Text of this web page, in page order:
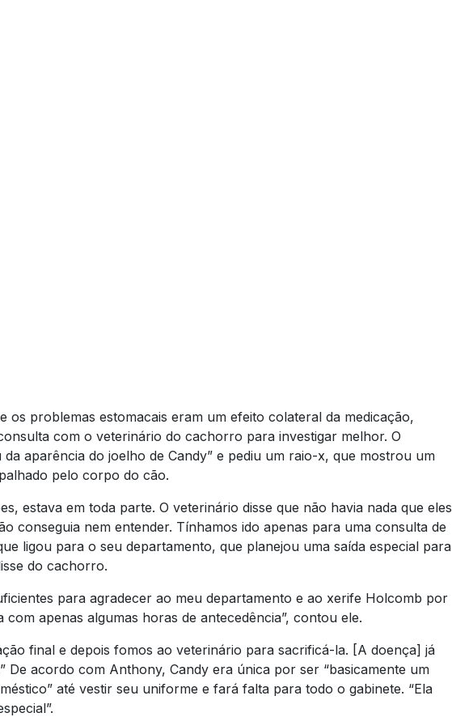
os problemas estomacais eram um efeito colateral da medicação,
com o veterinário do cachorro para investigar melhor. O
aparência do joelho de Candy” e pediu um raio-x, que mostrou um
pelo corpo do cão.
estava em toda parte. O veterinário disse que não havia nada que eles
conseguia nem entender. Tínhamos ido apenas para uma consulta de
ligou para o seu departamento, que planejou uma saída especial para
do cachorro.
para agradecer ao meu departamento e ao xerife Holcomb por
com apenas algumas horas de antecedência”, contou ele.
final e depois fomos ao veterinário para sacrificá-la. [A doença] já
De acordo com Anthony, Candy era única por ser “basicamente um
até vestir seu uniforme e fará falta para todo o gabinete. “Ela